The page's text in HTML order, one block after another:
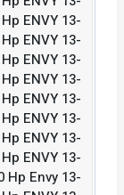
ENVY 13-
ENVY 13-
ENVY 13-
ENVY 13-
ENVY 13-
ENVY 13-
ENVY 13-
ENVY 13-
Hp Envy 13-